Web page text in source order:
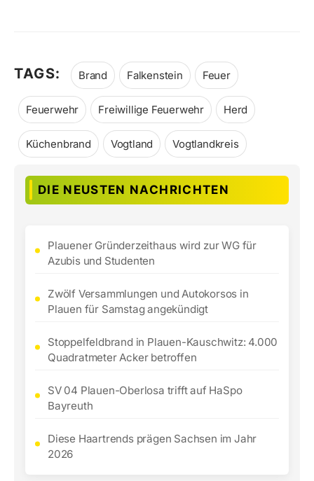
TAGS: Brand Falkenstein Feuer
Feuerwehr Freiwillige Feuerwehr Herd
Küchenbrand Vogtland Vogtlandkreis
DIE NEUSTEN NACHRICHTEN
Plauener Gründerzeithaus wird zur WG für
Azubis und Studenten
Zwölf Versammlungen und Autokorsos in
Plauen für Samstag angekündigt
Stoppelfeldbrand in Plauen-Kauschwitz: 4.000
Quadratmeter Acker betroffen
SV 04 Plauen-Oberlosa trifft auf HaSpo
Bayreuth
Diese Haartrends prägen Sachsen im Jahr
2026